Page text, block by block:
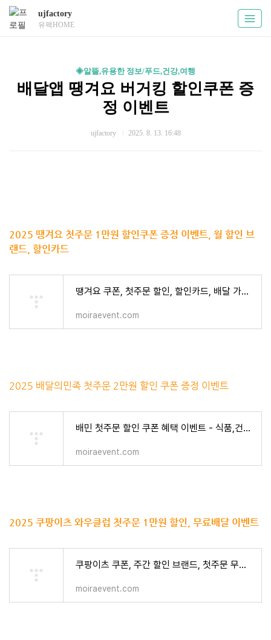
ujfactory
유팩HOME
◈알뜰,유용한 정보/푸드,건강,여행
배달앱 땡겨요 버거킹 할인쿠폰 증
정 이벤트
ujfactory 2025. 8. 13. 16:48
2025 땡겨요 첫주문 1만원 할인쿠폰 증정 이벤트, 월 할인 브
랜드, 할인카드
땡겨요 쿠폰, 첫주문 할인, 할인카드, 배달 가능 지역 - 식품,건강 > 모이라이벤트
moiraevent.com
2025 배달의민족 첫주문 2만원 할인 쿠폰 증정 이벤트
배민 첫주문 할인 쿠폰 혜택 이벤트 - 식품,건강 > 모이라이벤트
moiraevent.com
2025 쿠팡이츠 와우클럽 첫주문 1만원 할인, 무료배달 이벤트
쿠팡이츠 쿠폰, 주간 할인 브랜드, 첫주문 무료배달 외 이벤트 행사 모음 - 식품,건강 > 모이라이
moiraevent.com